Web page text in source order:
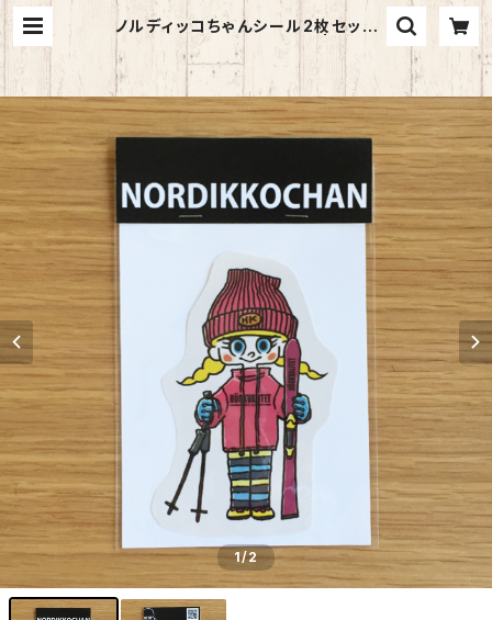
ノルディッコちゃんシール2枚セット
（スキー、イースターバニー） | HEJS
AN
1/2